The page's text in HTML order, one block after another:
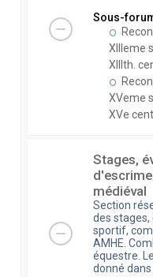
Sous-
XIIIeme
XIIIth.
XVeme
XVe
Stages,
médiéval
Section
des
sportif,
AMHE.
équestre.
donné